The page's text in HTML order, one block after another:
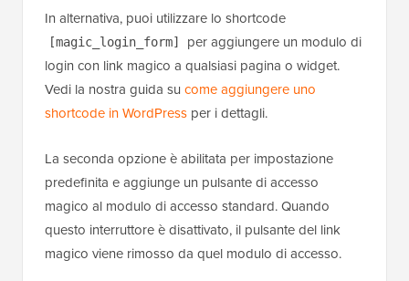
In alternativa, puoi utilizzare lo shortcode
[magic_login_form]
per aggiungere un modulo di
login con link magico a qualsiasi pagina o widget.
Vedi la nostra guida su come aggiungere uno
shortcode in WordPress per i dettagli.
La seconda opzione è abilitata per impostazione
predefinita e aggiunge un pulsante di accesso
magico al modulo di accesso standard. Quando
questo interruttore è disattivato, il pulsante del link
magico viene rimosso da quel modulo di accesso.